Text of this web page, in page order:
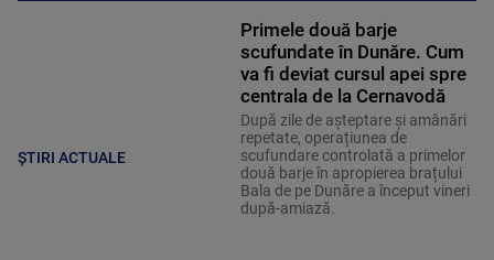
ȘTIRI ACTUALE
Primele două barje
scufundate în Dunăre. Cum
va fi deviat cursul apei spre
centrala de la Cernavodă
După zile de așteptare și amânări
repetate, operațiunea de
scufundare controlată a primelor
două barje în apropierea brațului
Bala de pe Dunăre a început vineri
după-amiază.